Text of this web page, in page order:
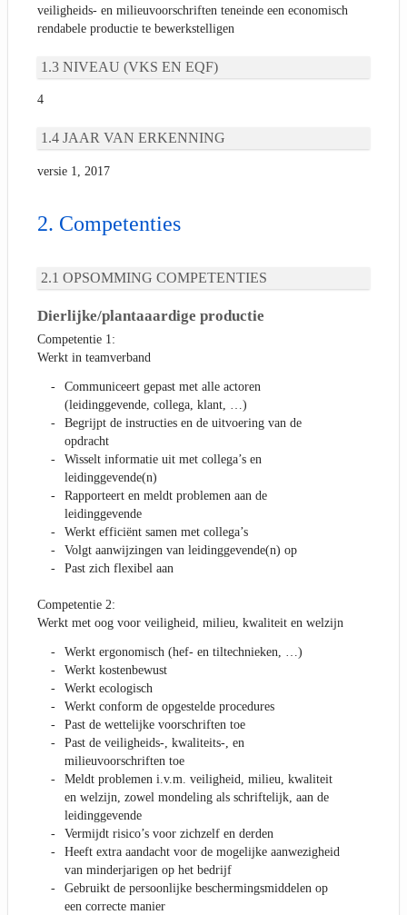
veiligheids- en milieuvoorschriften teneinde een economisch
rendabele productie te bewerkstelligen
NIVEAU (VKS EN EQF)
4
JAAR VAN ERKENNING
versie 1, 2017
Competenties
OPSOMMING COMPETENTIES
Dierlijke/plantaaardige productie
Competentie 1:
Werkt in teamverband
Communiceert gepast met alle actoren
(leidinggevende, collega, klant, …)
Begrijpt de instructies en de uitvoering van de
opdracht
Wisselt informatie uit met collega’s en
leidinggevende(n)
Rapporteert en meldt problemen aan de
leidinggevende
Werkt efficiënt samen met collega’s
Volgt aanwijzingen van leidinggevende(n) op
Past zich flexibel aan
Competentie 2:
Werkt met oog voor veiligheid, milieu, kwaliteit en welzijn
Werkt ergonomisch (hef- en tiltechnieken, …)
Werkt kostenbewust
Werkt ecologisch
Werkt conform de opgestelde procedures
Past de wettelijke voorschriften toe
Past de veiligheids-, kwaliteits-, en
milieuvoorschriften toe
Meldt problemen i.v.m. veiligheid, milieu, kwaliteit
en welzijn, zowel mondeling als schriftelijk, aan de
leidinggevende
Vermijdt risico’s voor zichzelf en derden
Heeft extra aandacht voor de mogelijke aanwezigheid
van minderjarigen op het bedrijf
Gebruikt de persoonlijke beschermingsmiddelen op
een correcte manier